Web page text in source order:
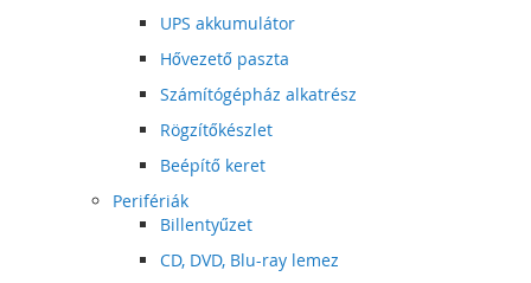
UPS akkumulátor
Hővezető paszta
Számítógépház alkatrész
Rögzítőkészlet
Beépítő keret
Perifériák
Billentyűzet
CD, DVD, Blu-ray lemez